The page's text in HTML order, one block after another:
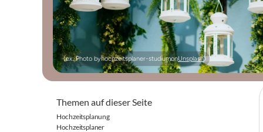
(ex: Photo byhochzeitsplaner-studiumonUnsplash)
Themen auf dieser Seite
Hochzeitsplanung
Hochzeitsplaner